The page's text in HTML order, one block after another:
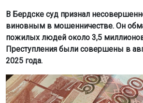
В Бердске суд признал
виновным в мошенничестве. Он
пожилых людей около 3,5
Преступления были совершены в
2025 года.